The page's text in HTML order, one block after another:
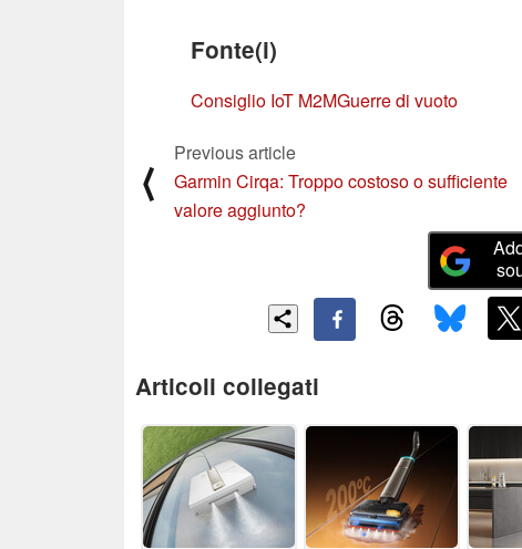
Fonte(i)
Consiglio IoT M2MGuerre di vuoto
⟨
Previous article
Garmin Cirqa: Troppo costoso o sufficiente
valore aggiunto?
Articoli collegati